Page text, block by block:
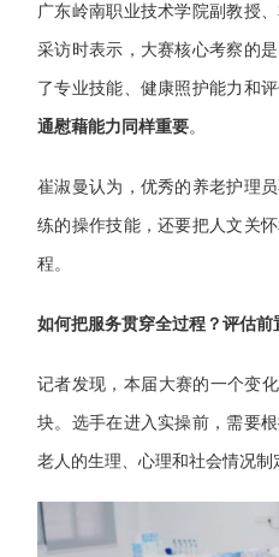
广东岭南职业技术学院副教授
采访时表示，大赛核心考察的
了专业技能、健康照护能力和评
通慰藉能力同样重要。
崔淑曼认为，优秀的养老护理
练的操作技能，还要把人文关
程。
如何把服务贯穿全过程？评估前
记者发现，本届大赛的一个变
块。选手在进入实操前，需要
老人的生理、心理和社会情况制